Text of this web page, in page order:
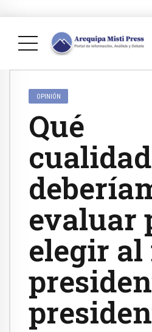
OPINIÓN
Qué
evaluar
elegir al